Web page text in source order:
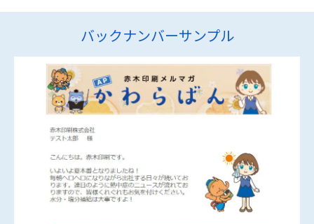
バックナンバーサンプル